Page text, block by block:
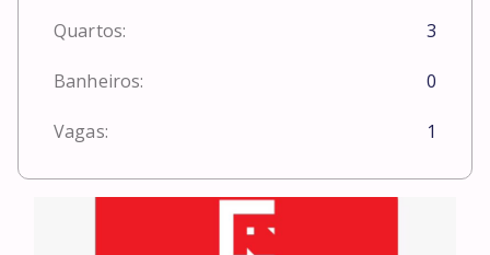
Quartos: 3
Banheiros: 0
Vagas: 1